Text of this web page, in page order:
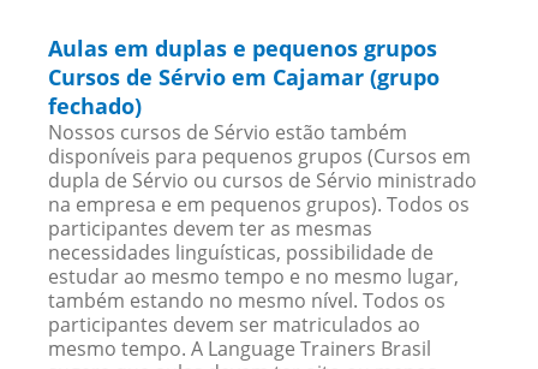
Aulas em duplas e pequenos grupos
Cursos de Sérvio em Cajamar (grupo
fechado)
Nossos cursos de Sérvio estão também
disponíveis para pequenos grupos (Cursos em
dupla de Sérvio ou cursos de Sérvio ministrado
na empresa e em pequenos grupos). Todos os
participantes devem ter as mesmas
necessidades linguísticas, possibilidade de
estudar ao mesmo tempo e no mesmo lugar,
também estando no mesmo nível. Todos os
participantes devem ser matriculados ao
mesmo tempo. A Language Trainers Brasil